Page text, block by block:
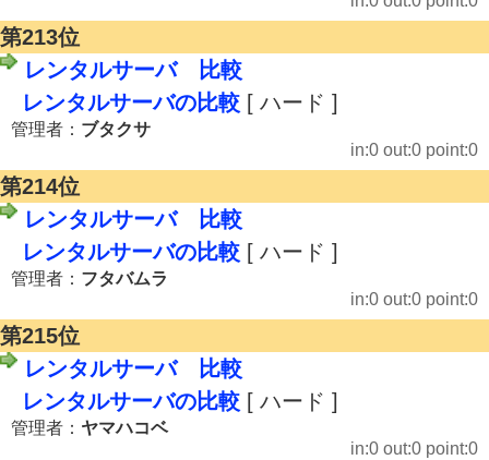
第213位
レンタルサーバ 比較
レンタルサーバの比較 [ ハード ]
管理者： ブタクサ
in:0 out:0 point:0
第214位
レンタルサーバ 比較
レンタルサーバの比較 [ ハード ]
管理者： フタバムラ
in:0 out:0 point:0
第215位
レンタルサーバ 比較
レンタルサーバの比較 [ ハード ]
管理者： ヤマハコベ
in:0 out:0 point:0